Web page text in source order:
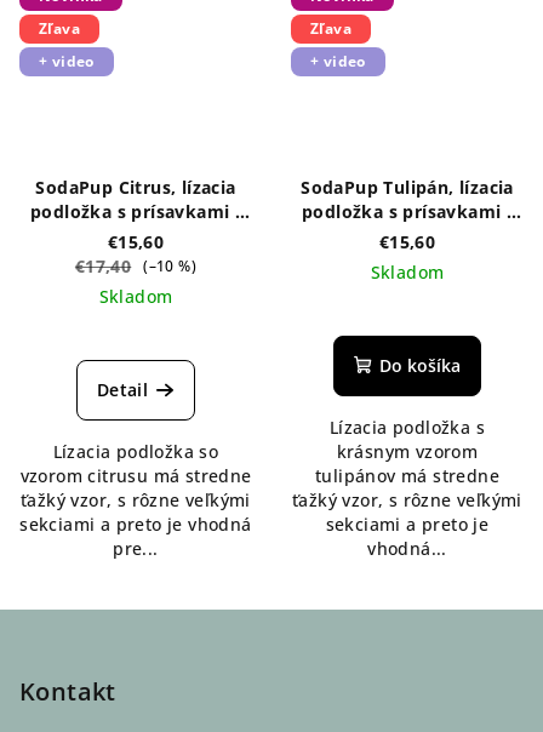
Zľava
+ video
SodaPup Citrus, lízacia
podložka s prísavkami -
rôzne farby
€15,60
€17,40 (–10 %)
Skladom
Detail
Lízacia podložka so
vzorom citrusu má stredne
ťažký vzor, s rôzne veľkými
sekciami a preto je vhodná
pre...
Zľava
+ video
SodaPup Tulipán, lízacia
podložka s prísavkami -
fialová
€15,60
Skladom
Do košíka
Lízacia podložka s
krásnym vzorom
tulipánov má stredne
ťažký vzor, s rôzne veľkými
sekciami a preto je
vhodná...
Kontakt